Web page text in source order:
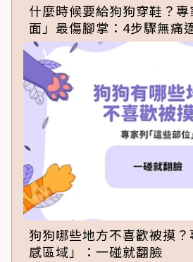
什麼時候要給狗狗穿鞋？
面」最傷腳掌：4步驟無痛
狗狗哪些地方不喜歡被摸
感區域」：一碰就翻臉